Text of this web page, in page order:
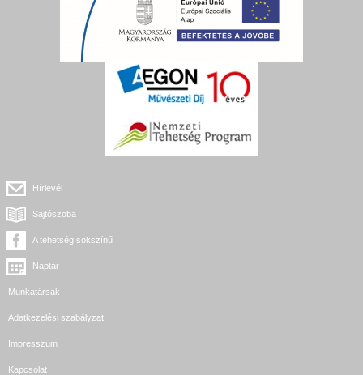
Hírlevél
Sajtószoba
A tehetség sokszínű
Naptár
Munkatársak
Adatkezelési szabályzat
Impresszum
Kapcsolat